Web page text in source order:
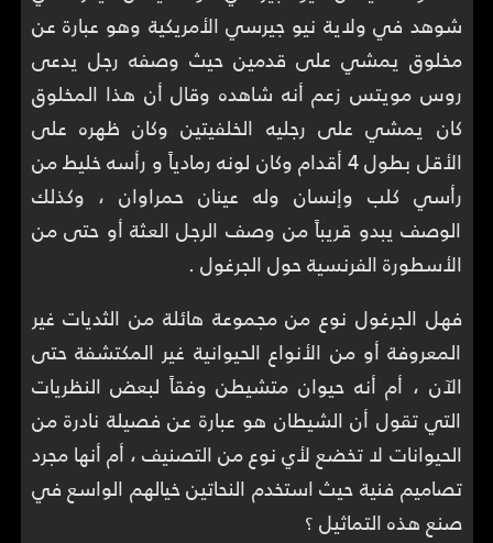
شوهد في ولاية نيو جيرسي الأمريكية وهو عبارة عن
مخلوق يمشي على قدمين حيث وصفه رجل يدعى
روس مويتس زعم أنه شاهده وقال أن هذا المخلوق
كان يمشي على رجليه الخلفيتين وكان ظهره على
الأقل بطول 4 أقدام وكان لونه رمادياً و رأسه خليط من
رأسي كلب وإنسان وله عينان حمراوان ، وكذلك
الوصف يبدو قريباً من وصف الرجل العثة أو حتى من
الأسطورة الفرنسية حول الجرغول .
فهل الجرغول نوع من مجموعة هائلة من الثديات غير
المعروفة أو من الأنواع الحيوانية غير المكتشفة حتى
الآن ، أم أنه حيوان متشيطن وفقاً لبعض النظريات
التي تقول أن الشيطان هو عبارة عن فصيلة نادرة من
الحيوانات لا تخضع لأي نوع من التصنيف ، أم أنها مجرد
تصاميم فنية حيث استخدم النحاتين خيالهم الواسع في
صنع هذه التماثيل ؟